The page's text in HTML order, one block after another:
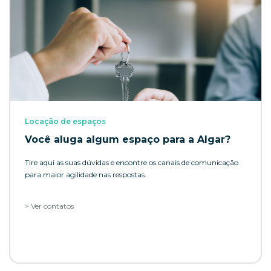
Locação de espaços
Você aluga algum espaço para a Algar?
Tire aqui as suas dúvidas e encontre os canais de comunicação
para maior agilidade nas respostas.
> Ver contatos